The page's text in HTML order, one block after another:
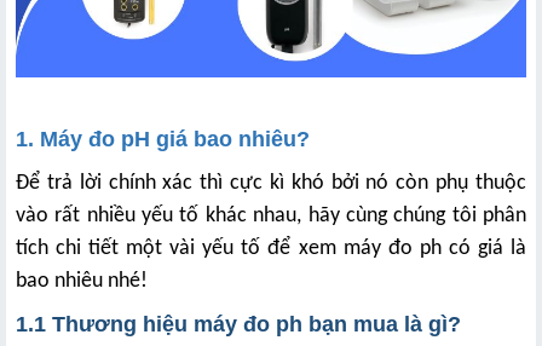
1. Máy đo pH giá bao nhiêu?
Để trả lời chính xác thì cực kì khó bởi nó còn phụ thuộc
vào rất nhiều yếu tố khác nhau, hãy cùng chúng tôi phân
tích chi tiết một vài yếu tố để xem máy đo ph có giá là
bao nhiêu nhé!
1.1 Thương hiệu máy đo ph bạn mua là gì?